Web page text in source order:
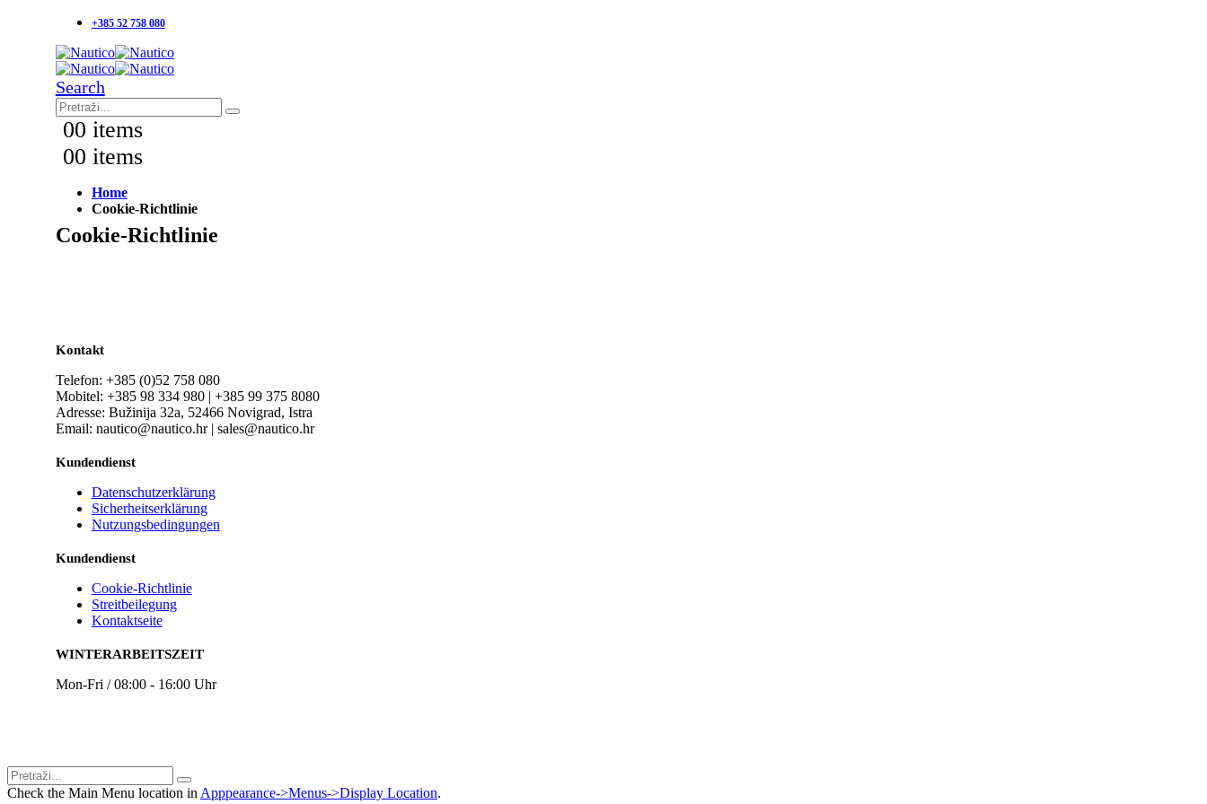
+385 52 758 080
Search
00 items
00 items
Home
Cookie-Richtlinie
Cookie-Richtlinie
Kontakt
Telefon: +385 (0)52 758 080
Mobitel: +385 98 334 980 | +385 99 375 8080
Adresse: Bužinija 32a, 52466 Novigrad, Istra
Email: nautico@nautico.hr | sales@nautico.hr
Kundendienst
Datenschutzerklärung
Sicherheitserklärung
Nutzungsbedingungen
Kundendienst
Cookie-Richtlinie
Streitbeilegung
Kontaktseite
WINTERARBEITSZEIT
Mon-Fri / 08:00 - 16:00 Uhr
Check the Main Menu location in Apppearance->Menus->Display Location.